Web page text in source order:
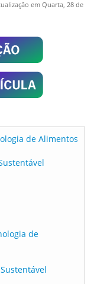
em Quarta, 28 de
de Alimentos
de